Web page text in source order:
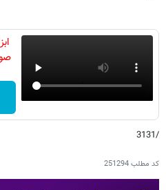
/3131
کد مطلب251294